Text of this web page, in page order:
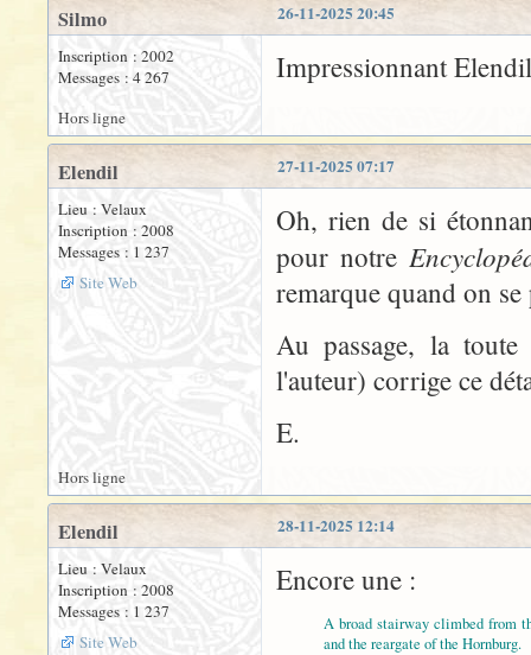
26-11-2025 20:45
Silmo
Inscription : 2002
Messages : 4 267
Impressionnant
Hors ligne
27-11-2025 07:17
Elendil
Lieu : Velaux
Inscription : 2008
Messages : 1 237
Site Web
Oh, rien de si
pour notre
remarque quand on
Au passage, la
l'auteur) corrige ce
E.
Hors ligne
28-11-2025 12:14
Elendil
Lieu : Velaux
Inscription : 2008
Messages : 1 237
Site Web
Encore une :
A broad stairway climbed from
and the reargate of the Hornburg.